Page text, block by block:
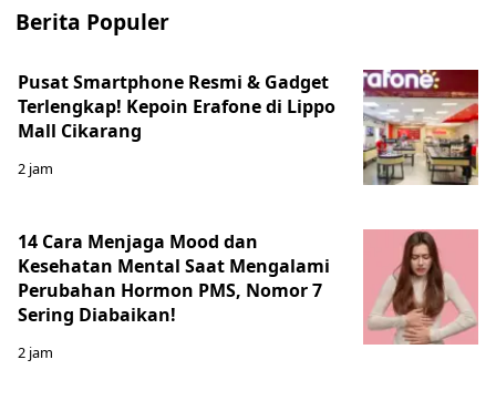
Berita Populer
Pusat Smartphone Resmi & Gadget
Terlengkap! Kepoin Erafone di Lippo
Mall Cikarang
2 jam
14 Cara Menjaga Mood dan
Kesehatan Mental Saat Mengalami
Perubahan Hormon PMS, Nomor 7
Sering Diabaikan!
2 jam